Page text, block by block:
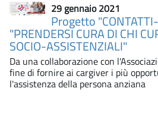
29 gennaio 2021
Progetto
"PRENDERSI CURA DI CHI
SOCIO-ASSISTENZIALI"
Da una collaborazione con
fine di fornire ai cargiver i più
l'assistenza della persona anziana